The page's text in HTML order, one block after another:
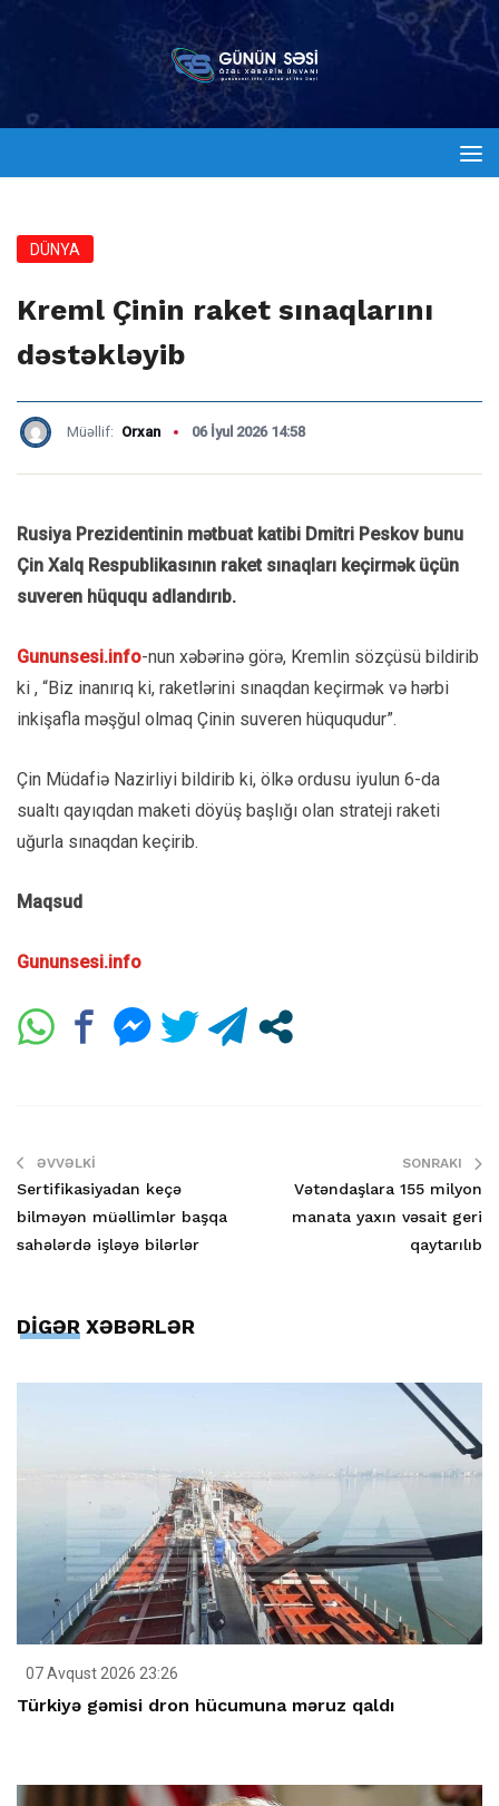
DÜNYA
Kreml Çinin raket sınaqlarını
dəstəkləyib
Müəllif: Orxan 06 İyul 2026 14:58
Rusiya Prezidentinin mətbuat katibi Dmitri Peskov bunu
Çin Xalq Respublikasının raket sınaqları keçirmək üçün
suveren hüququ adlandırıb.
Gununsesi.info-nun xəbərinə görə, Kremlin sözçüsü bildirib
ki , “Biz inanırıq ki, raketlərini sınaqdan keçirmək və hərbi
inkişafla məşğul olmaq Çinin suveren hüququdur”.
Çin Müdafiə Nazirliyi bildirib ki, ölkə ordusu iyulun 6-da
sualtı qayıqdan maketi döyüş başlığı olan strateji raketi
uğurla sınaqdan keçirib.
Maqsud
Gununsesi.info
ƏVVƏLKI
Sertifikasiyadan keçə
bilməyən müəllimlər başqa
sahələrdə işləyə bilərlər
SONRAKI
Vətəndaşlara 155 milyon
manata yaxın vəsait geri
qaytarılıb
DİGƏR XƏBƏRLƏR
07 Avqust 2026 23:26
Türkiyə gəmisi dron hücumuna məruz qaldı